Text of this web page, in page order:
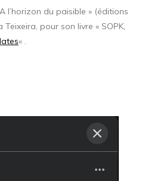
l’horizon du paisible » (éditions
pour son livre « SOPK,
« .